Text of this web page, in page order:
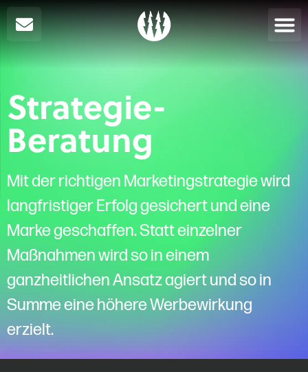
Strategie-
Beratung
Mit der richtigen Marketingstrategie wird
langfristiger Erfolg gesichert und eine
Marke geschaffen. Statt einzelner
Maßnahmen wird so in einem
ganzheitlichen Ansatz agiert und so in
Summe eine höhere Werbewirkung
erzielt.